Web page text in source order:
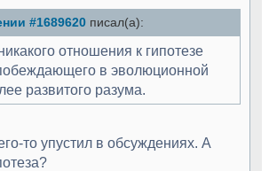
#1689620 писал(а):
отношения к гипотезе
в эволюционной
развитого разума.
то упустил в обсуждениях. А